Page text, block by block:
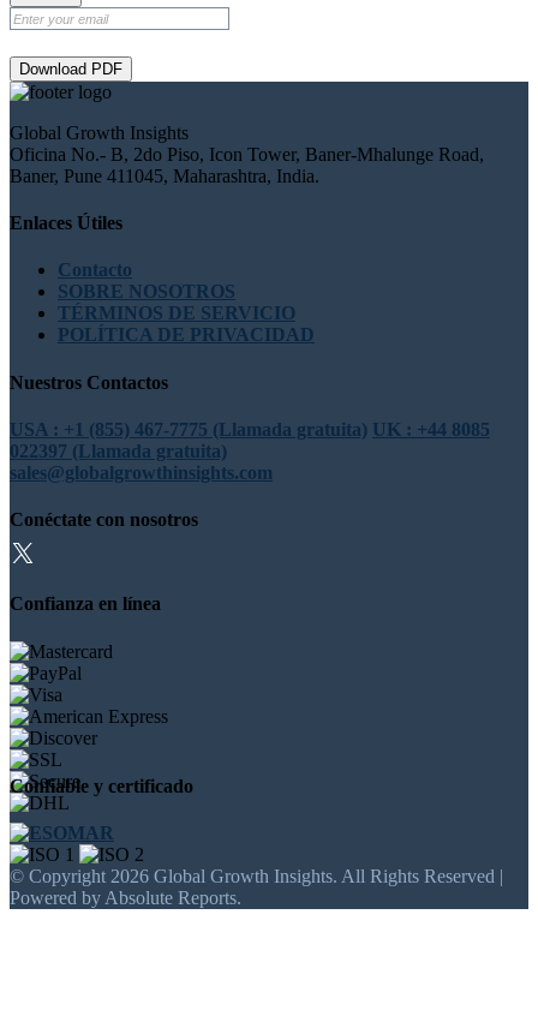
Download PDF
Global Growth Insights
Oficina No.- B, 2do Piso, Icon Tower, Baner-Mhalunge Road,
Baner, Pune 411045, Maharashtra, India.
Enlaces Útiles
Contacto
SOBRE NOSOTROS
TÉRMINOS DE SERVICIO
POLÍTICA DE PRIVACIDAD
Nuestros Contactos
USA : +1 (855) 467-7775 (Llamada gratuita) UK : +44 8085
022397 (Llamada gratuita)
sales@globalgrowthinsights.com
Conéctate con nosotros
Confianza en línea
Confiable y certificado
© Copyright 2026 Global Growth Insights. All Rights Reserved |
Powered by Absolute Reports.